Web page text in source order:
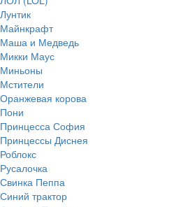
Лунтик
Майнкрафт
Маша и Медведь
Микки Маус
Миньоны
Мстители
Оранжевая корова
Пони
Принцесса София
Принцессы Диснея
Роблокс
Русалочка
Свинка Пеппа
Синий трактор